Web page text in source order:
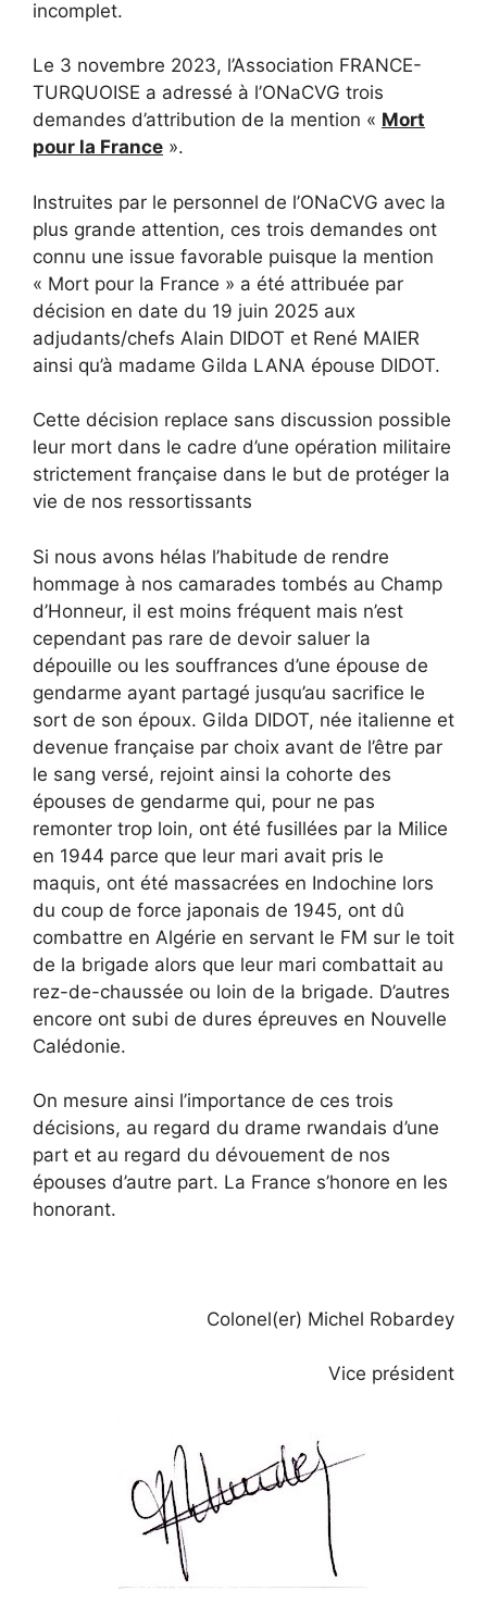
incomplet.
Le 3 novembre 2023, l’Association FRANCE-
TURQUOISE a adressé à l’ONaCVG trois
demandes d’attribution de la mention « Mort
pour la France ».
Instruites par le personnel de l’ONaCVG avec la
plus grande attention, ces trois demandes ont
connu une issue favorable puisque la mention
« Mort pour la France » a été attribuée par
décision en date du 19 juin 2025 aux
adjudants/chefs Alain DIDOT et René MAIER
ainsi qu’à madame Gilda LANA épouse DIDOT.
Cette décision replace sans discussion possible
leur mort dans le cadre d’une opération militaire
strictement française dans le but de protéger la
vie de nos ressortissants
Si nous avons hélas l’habitude de rendre
hommage à nos camarades tombés au Champ
d’Honneur, il est moins fréquent mais n’est
cependant pas rare de devoir saluer la
dépouille ou les souffrances d’une épouse de
gendarme ayant partagé jusqu’au sacrifice le
sort de son époux. Gilda DIDOT, née italienne et
devenue française par choix avant de l’être par
le sang versé, rejoint ainsi la cohorte des
épouses de gendarme qui, pour ne pas
remonter trop loin, ont été fusillées par la Milice
en 1944 parce que leur mari avait pris le
maquis, ont été massacrées en Indochine lors
du coup de force japonais de 1945, ont dû
combattre en Algérie en servant le FM sur le toit
de la brigade alors que leur mari combattait au
rez-de-chaussée ou loin de la brigade. D’autres
encore ont subi de dures épreuves en Nouvelle
Calédonie.
On mesure ainsi l’importance de ces trois
décisions, au regard du drame rwandais d’une
part et au regard du dévouement de nos
épouses d’autre part. La France s’honore en les
honorant.
Colonel(er) Michel Robardey
Vice président